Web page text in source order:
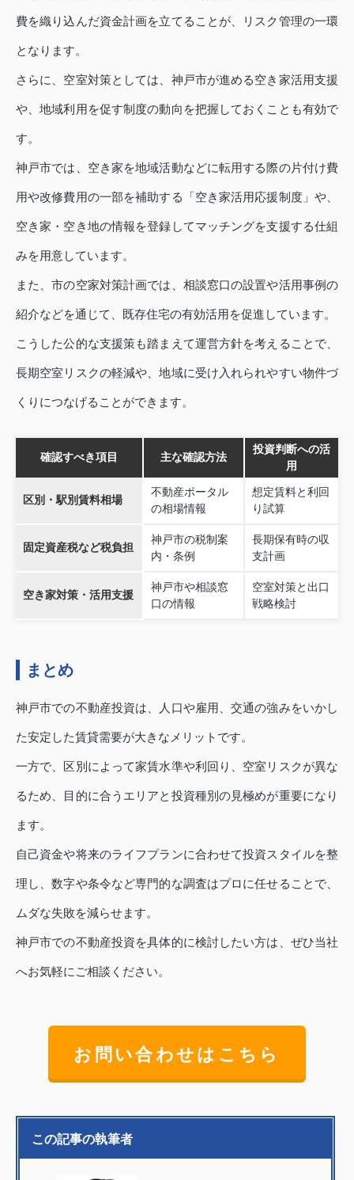
費を織り込んだ資金計画を立てることが、リスク管理の一環
となります。
さらに、空室対策としては、神戸市が進める空き家活用支援
や、地域利用を促す制度の動向を把握しておくことも有効で
す。
神戸市では、空き家を地域活動などに転用する際の片付け費
用や改修費用の一部を補助する「空き家活用応援制度」や、
空き家・空き地の情報を登録してマッチングを支援する仕組
みを用意しています。
また、市の空家対策計画では、相談窓口の設置や活用事例の
紹介などを通じて、既存住宅の有効活用を促進しています。
こうした公的な支援策も踏まえて運営方針を考えることで、
長期空室リスクの軽減や、地域に受け入れられやすい物件づ
くりにつなげることができます。
確認すべき項目 主な確認方法
投資判断への活
用
区別・駅別賃料相場
不動産ポータル
の相場情報
想定賃料と利回
り試算
固定資産税など税負担
神戸市の税制案
内・条例
長期保有時の収
支計画
空き家対策・活用支援
神戸市や相談窓
口の情報
空室対策と出口
戦略検討
まとめ
神戸市での不動産投資は、人口や雇用、交通の強みをいかし
た安定した賃貸需要が大きなメリットです。
一方で、区別によって家賃水準や利回り、空室リスクが異な
るため、目的に合うエリアと投資種別の見極めが重要になり
ます。
自己資金や将来のライフプランに合わせて投資スタイルを整
理し、数字や条令など専門的な調査はプロに任せることで、
ムダな失敗を減らせます。
神戸市での不動産投資を具体的に検討したい方は、ぜひ当社
へお気軽にご相談ください。
お問い合わせはこちら
この記事の執筆者